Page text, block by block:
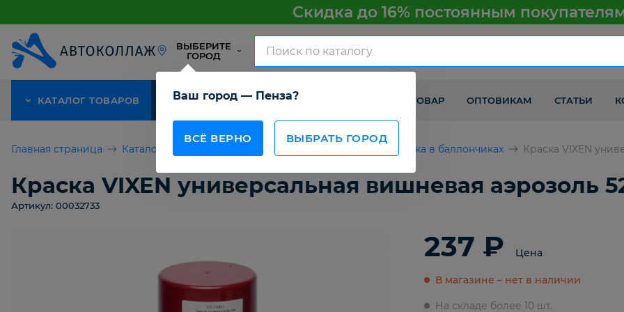
Скидка до 16% постоянным
ВЫБЕРИТЕ
ГОРОД
Ваш город — Пенза?
ВСЁ ВЕРНО ВЫБРАТЬ ГОРОД
КАТАЛОГ ТОВАРОВ АКЦИЯ О КОМПАНИИ КАК ПОЛУЧИТЬ ТОВАР ОПТОВИКАМ СТАТЬИ
Главная страница Каталог товаров Краска в баллончиках Краска VIXEN
Краска VIXEN универсальная вишневая аэрозоль
Артикул: 00032733
237 ₽ Цена
В магазине – нет в наличии
На складе более 10 шт.